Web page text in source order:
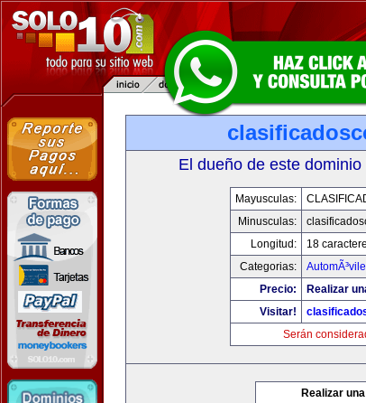
El dueño de este
Mayusculas:
Minusculas:
Longitud:
18
Categorias:
Precio:
Realizar
Visitar!
Serán
Realizar